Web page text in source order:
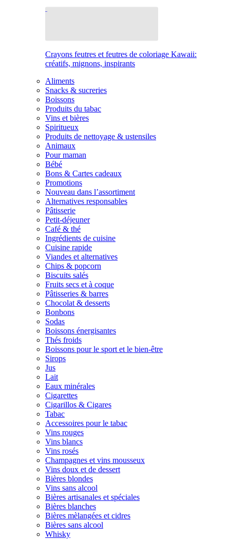
Crayons feutres et feutres de coloriage Kawaii:
créatifs, mignons, inspirants
Aliments
Snacks & sucreries
Boissons
Produits du tabac
Vins et bières
Spiritueux
Produits de nettoyage & ustensiles
Animaux
Pour maman
Bébé
Bons & Cartes cadeaux
Promotions
Nouveau dans l’assortiment
Alternatives responsables
Pâtisserie
Petit-déjeuner
Café & thé
Ingrédients de cuisine
Cuisine rapide
Viandes et alternatives
Chips & popcorn
Biscuits salés
Fruits secs et à coque
Pâtisseries & barres
Chocolat & desserts
Bonbons
Sodas
Boissons énergisantes
Thés froids
Boissons pour le sport et le bien-être
Sirops
Jus
Lait
Eaux minérales
Cigarettes
Cigarillos & Cigares
Tabac
Accessoires pour le tabac
Vins rouges
Vins blancs
Vins rosés
Champagnes et vins mousseux
Vins doux et de dessert
Bières blondes
Vins sans alcool
Bières artisanales et spéciales
Bières blanches
Bières mèlangées et cidres
Bières sans alcool
Whisky